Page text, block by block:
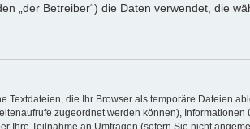
„der Betreiber“) die Daten verwendet, die
die Ihr Browser als temporäre Dateien
zugeordnet werden können),
Teilnahme an Umfragen (sofern Sie nicht